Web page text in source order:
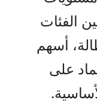
الفئات
أسهم
على